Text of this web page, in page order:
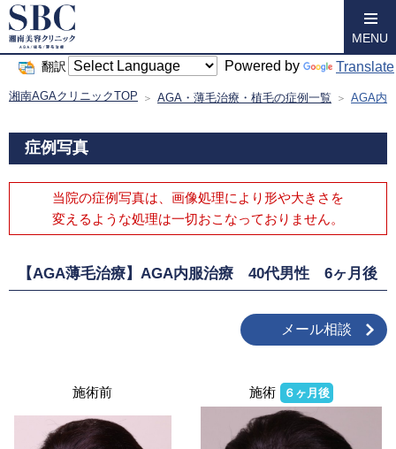
翻訳 Powered by Translate
MENU
湘南AGAクリニックTOP AGA・薄毛治療・植毛の症例一覧 AGA内
症例写真
当院の症例写真は、画像処理により形や大きさを
変えるような処理は一切おこなっておりません。
【AGA薄毛治療】AGA内服治療 40代男性 6ヶ月後
メール相談
施術前 施術 ６ヶ月後